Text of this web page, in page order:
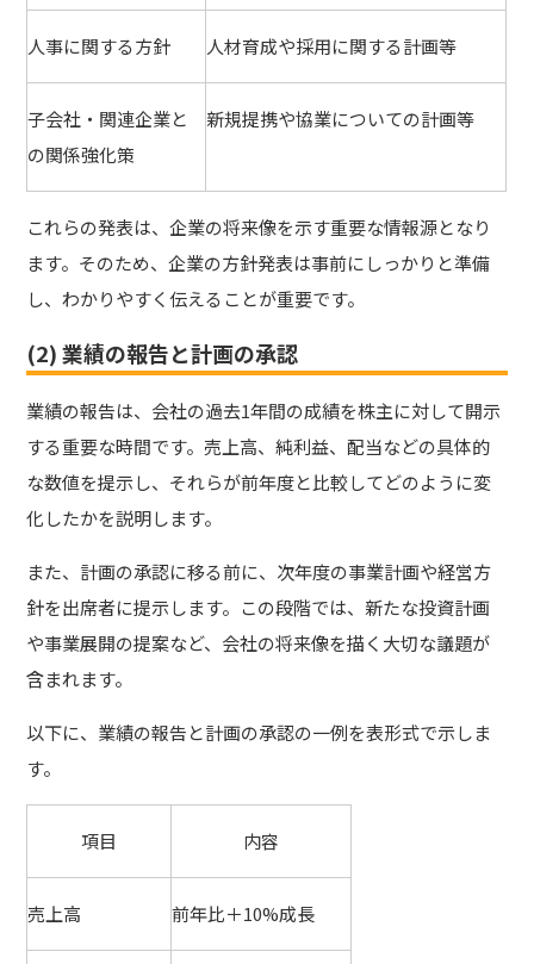
人事に関する方針 人材育成や採用に関する計画等
子会社・関連企業と
の関係強化策
新規提携や協業についての計画等
これらの発表は、企業の将来像を示す重要な情報源となり
ます。そのため、企業の方針発表は事前にしっかりと準備
し、わかりやすく伝えることが重要です。
(2) 業績の報告と計画の承認
業績の報告は、会社の過去1年間の成績を株主に対して開示
する重要な時間です。売上高、純利益、配当などの具体的
な数値を提示し、それらが前年度と比較してどのように変
化したかを説明します。
また、計画の承認に移る前に、次年度の事業計画や経営方
針を出席者に提示します。この段階では、新たな投資計画
や事業展開の提案など、会社の将来像を描く大切な議題が
含まれます。
以下に、業績の報告と計画の承認の一例を表形式で示しま
す。
項目 内容
売上高 前年比＋10%成長